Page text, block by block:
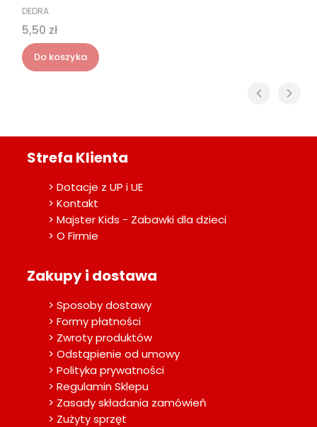
PRODUCENT
DEDRA
Cena
5,50 zł
Do koszyka
Strefa Klienta
> Dotacje z UP i UE
> Kontakt
> Majster Kids - Zabawki dla dzieci
> O Firmie
Zakupy i dostawa
> Sposoby dostawy
> Formy płatności
> Zwroty produktów
> Odstąpienie od umowy
> Polityka prywatności
> Regulamin Sklepu
> Zasady składania zamówień
> Zużyty sprzęt